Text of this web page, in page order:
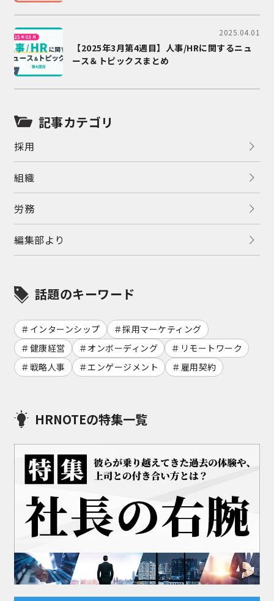
2025.04.01
【2025年3月第4週目】人事/HRに関するニュ
ース＆トピックスまとめ
記事カテゴリ
採用
組織
労務
編集部より
話題のキーワード
インターンシップ
採用マーケティング
健康経営
オンボーディング
リモートワーク
戦略人事
エンゲージメント 雇用契約
HRNOTEの特集一覧